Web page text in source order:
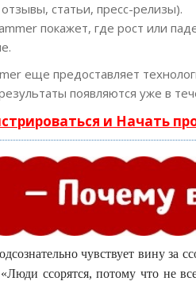
статьи, пресс-релизы).
покажет, где рост или
еще предоставляет
появляются уже в
и Начать
чувствует вину
«Люди ссорятся, потому что не